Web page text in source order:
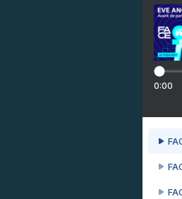
0:00